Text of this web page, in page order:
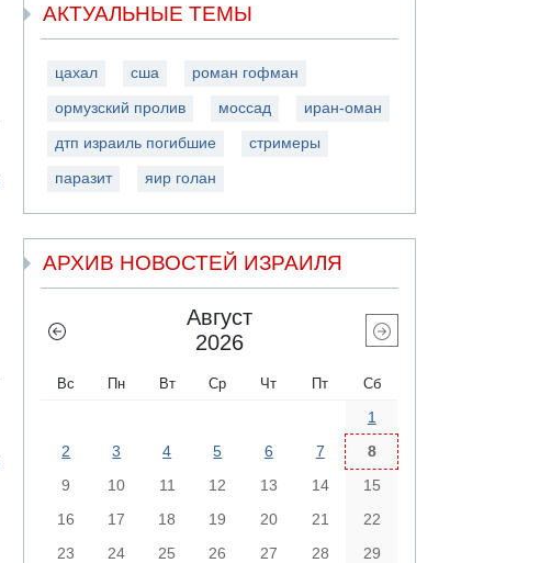
АКТУАЛЬНЫЕ ТЕМЫ
цахал сша роман гофман
ормузский пролив моссад иран-оман
дтп израиль погибшие стримеры
паразит яир голан
АРХИВ НОВОСТЕЙ ИЗРАИЛЯ
Август
2026
Вс Пн Вт Ср Чт Пт Сб
1
2
3 4 5 6 7
8
9
10 11 12 13 14
15
16
17 18 19 20 21
22
23
24 25 26 27 28
29